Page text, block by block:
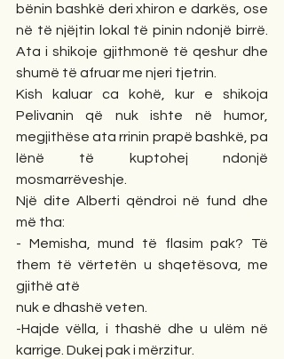
bënin bashkë deri xhiron e darkës, ose
në të njëjtin lokal të pinin ndonjë birrë.
Ata i shikoje gjithmonë të qeshur dhe
shumë të afruar me njeri tjetrin.
Kish kaluar ca kohë, kur e shikoja
Pelivanin që nuk ishte në humor,
megjithëse ata rrinin prapë bashkë, pa
lënë të kuptohej ndonjë
mosmarrëveshje.
Një dite Alberti qëndroi në fund dhe
më tha:
- Memisha, mund të flasim pak? Të
them të vërtetën u shqetësova, me
gjithë atë
nuk e dhashë veten.
-Hajde vëlla, i thashë dhe u ulëm në
karrige. Dukej pak i mërzitur.